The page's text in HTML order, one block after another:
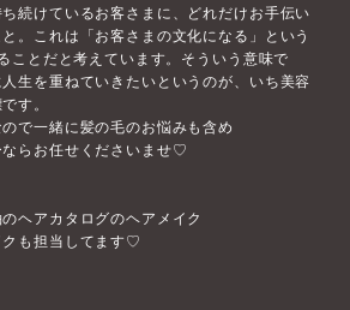
続けているお客さまに、どれだけお手伝い
。これは「お客さまの文化になる」という
ことだと考えています。そういう意味で
生を重ねていきたいというのが、いち美容
す。
で一緒に髪の毛のお悩みも含め
ならお任せくださいませ♡
ヘアカタログのヘアメイク
クも担当してます♡